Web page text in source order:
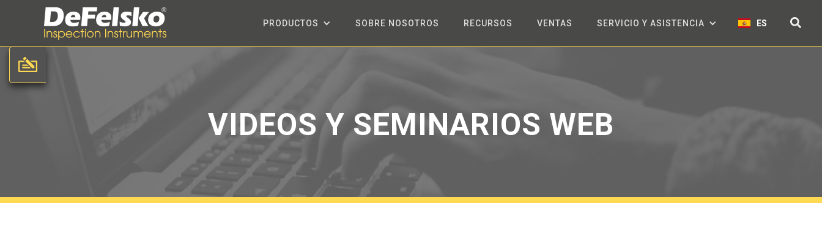
PRODUCTOS SOBRE NOSOTROS RECURSOS VENTAS SERVICIO Y ASISTENCIA ES
VIDEOS Y SEMINARIOS WEB